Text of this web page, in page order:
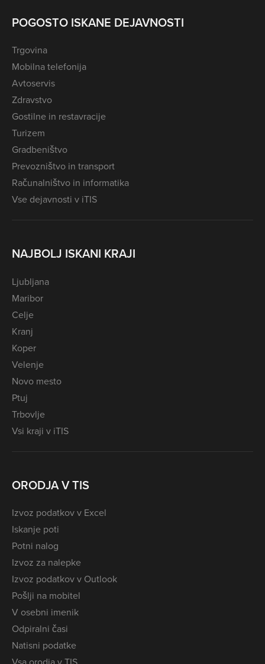
POGOSTO ISKANE DEJAVNOSTI
Trgovina
Mobilna telefonija
Avtoservis
Zdravstvo
Gostilne in restavracije
Turizem
Gradbeništvo
Prevozništvo in transport
Računalništvo in informatika
Vse dejavnosti v iTIS
NAJBOLJ ISKANI KRAJI
Ljubljana
Maribor
Celje
Kranj
Koper
Velenje
Novo mesto
Ptuj
Trbovlje
Vsi kraji v iTIS
ORODJA V TIS
Izvoz podatkov v Excel
Iskanje poti
Potni nalog
Izvoz za nalepke
Izvoz podatkov v Outlook
Pošlji na mobitel
V osebni imenik
Odpiralni časi
Natisni podatke